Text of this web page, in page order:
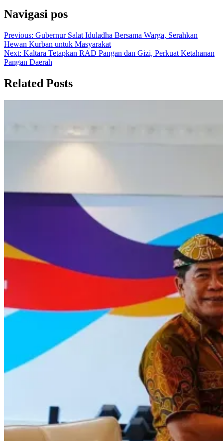
Navigasi pos
Previous: Gubernur Salat Iduladha Bersama Warga, Serahkan
Hewan Kurban untuk Masyarakat
Next: Kaltara Tetapkan RAD Pangan dan Gizi, Perkuat Ketahanan
Pangan Daerah
Related Posts